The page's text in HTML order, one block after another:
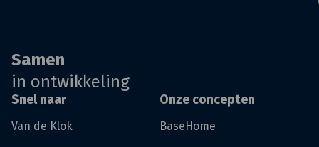
Samen
in ontwikkeling
Snel naar
Van de Klok
Onze concepten
BaseHome